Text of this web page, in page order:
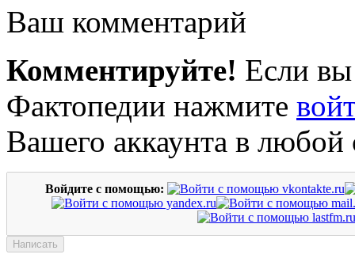
Ваш комментарий
Комментируйте! Если вы
Фактопедии нажмите
Вашего аккаунта в любой
Войдите с помощью: